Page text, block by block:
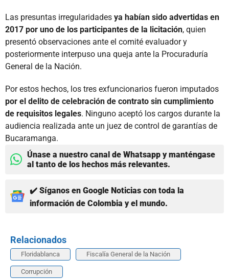
Las presuntas irregularidades ya habían sido advertidas en
2017 por uno de los participantes de la licitación, quien
presentó observaciones ante el comité evaluador y
posteriormente interpuso una queja ante la Procuraduría
General de la Nación.
Por estos hechos, los tres exfuncionarios fueron imputados
por el delito de celebración de contrato sin cumplimiento
de requisitos legales. Ninguno aceptó los cargos durante la
audiencia realizada ante un juez de control de garantías de
Bucaramanga.
Únase a nuestro canal de Whatsapp y manténgase
al tanto de los hechos más relevantes.
✔️ Síganos en Google Noticias con toda la
información de Colombia y el mundo.
Relacionados
Floridablanca Fiscalía General de la Nación
Corrupción